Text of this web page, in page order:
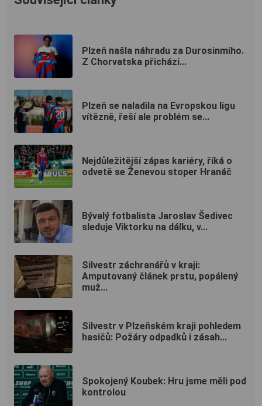
Plzeň našla náhradu za Durosinmiho.
Z Chorvatska přichází...
Plzeň se naladila na Evropskou ligu
vítězně, řeší ale problém se...
Nejdůležitější zápas kariéry, říká o
odvetě se Ženevou stoper Hranáč
Bývalý fotbalista Jaroslav Šedivec
sleduje Viktorku na dálku, v...
Silvestr záchranářů v kraji:
Amputovaný článek prstu, popálený
muž...
Silvestr v Plzeňském kraji pohledem
hasičů: Požáry odpadků i zásah...
Spokojený Koubek: Hru jsme měli pod
kontrolou